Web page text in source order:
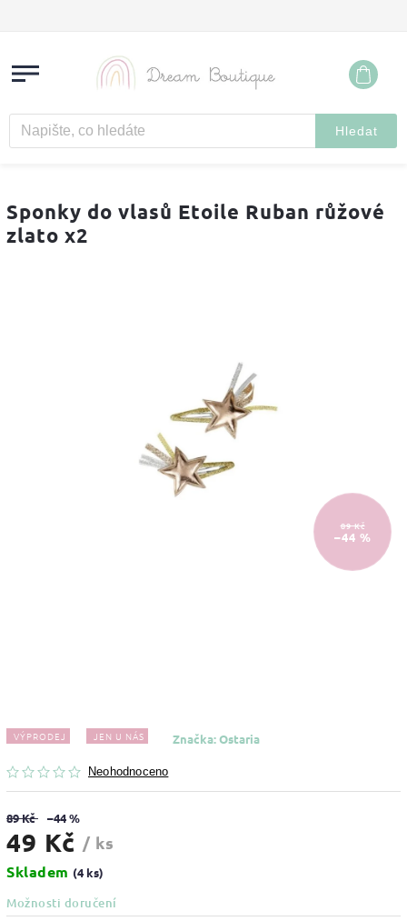
Hledat
Sponky do vlasů Etoile Ruban růžové
zlato x2
89 Kč
–44 %
VÝPRODEJ JEN U NÁS
Neohodnoceno
Značka:Ostaria
89 Kč –44 %
49 Kč / ks
Skladem (4 ks)
Možnosti doručení